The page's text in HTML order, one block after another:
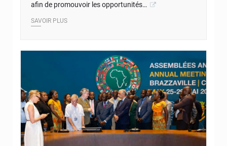
afin de promouvoir les opportunités…
SAVOIR PLUS